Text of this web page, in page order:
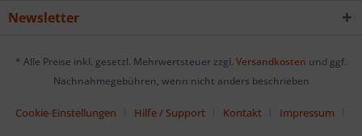
Newsletter
* Alle Preise inkl. gesetzl. Mehrwertsteuer zzgl. Versandkosten und ggf.
Nachnahmegebühren, wenn nicht anders beschrieben
Cookie-Einstellungen Hilfe / Support Kontakt
Impressum